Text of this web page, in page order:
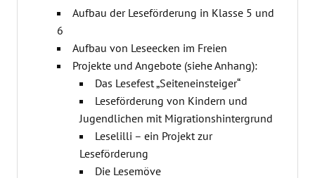
Aufbau der Leseförderung in Klasse 5 und
6
Aufbau von Leseecken im Freien
Projekte und Angebote (siehe Anhang):
Das Lesefest „Seiteneinsteiger“
Leseförderung von Kindern und
Jugendlichen mit Migrationshintergrund
Leselilli – ein Projekt zur
Leseförderung
Die Lesemöve